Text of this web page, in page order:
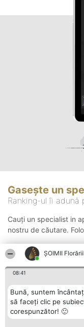
ȘOIMII
08:41
Bună, suntem
să faceți clic pe
corespunzător! 🙂
Gasește un
Ranking-ul îi
Cauți un specialist in
nostru de căutare.